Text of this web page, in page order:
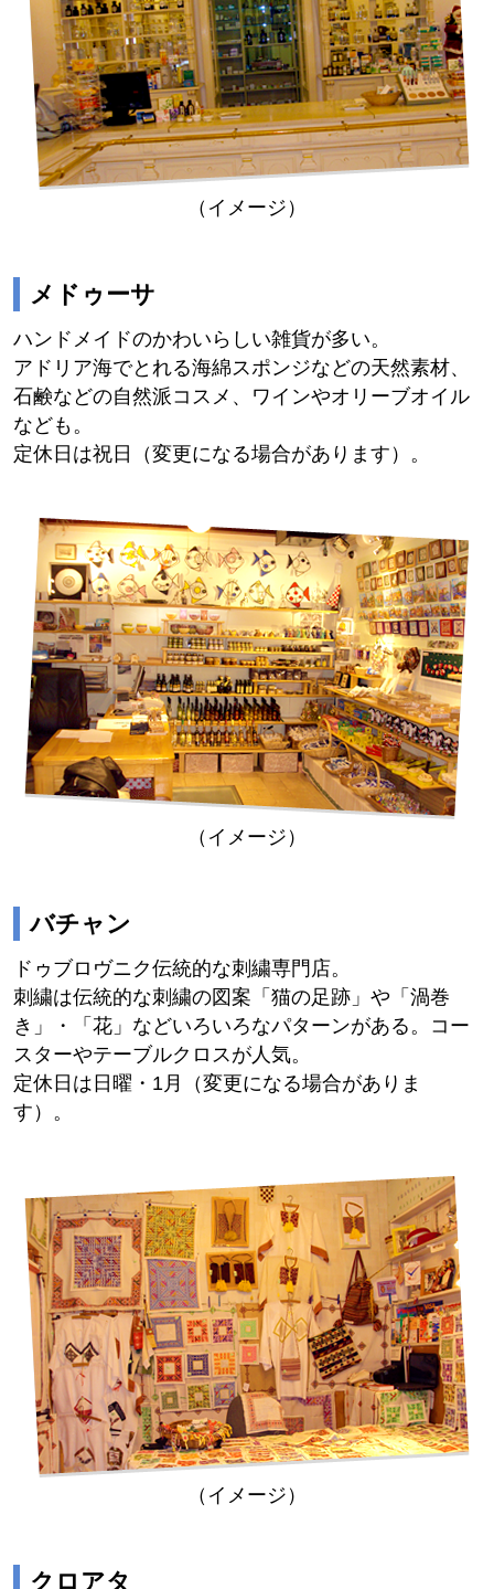
（イメージ）
メドゥーサ
ハンドメイドのかわいらしい雑貨が多い。
アドリア海でとれる海綿スポンジなどの天然素材、
石鹸などの自然派コスメ、ワインやオリーブオイル
なども。
定休日は祝日（変更になる場合があります）。
（イメージ）
バチャン
ドゥブロヴニク伝統的な刺繍専門店。
刺繍は伝統的な刺繍の図案「猫の足跡」や「渦巻
き」・「花」などいろいろなパターンがある。コー
スターやテーブルクロスが人気。
定休日は日曜・1月（変更になる場合がありま
す）。
（イメージ）
クロアタ